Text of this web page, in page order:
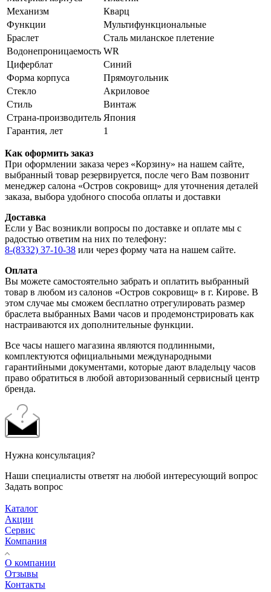
Механизм
Кварц
Функции
Мультифункциональные
Браслет
Сталь миланское плетение
Водонепроницаемость WR
Циферблат
Синий
Форма корпуса
Прямоугольник
Стекло
Акриловое
Стиль
Винтаж
Страна-производитель Япония
Гарантия, лет
1
Как оформить заказ
При оформлении заказа через «Корзину» на нашем сайте,
выбранный товар резервируется, после чего Вам позвонит
менеджер салона «Остров сокровищ» для уточнения деталей
заказа, выбора удобного способа оплаты и доставки
Доставка
Если у Вас возникли вопросы по доставке и оплате мы с
радостью ответим на них по телефону:
8-(8332) 37-10-38 или через форму чата на нашем сайте.
Оплата
Вы можете самостоятельно забрать и оплатить выбранный
товар в любом из салонов «Остров сокровищ» в г. Кирове. В
этом случае мы сможем бесплатно отрегулировать размер
браслета выбранных Вами часов и продемонстрировать как
настраиваются их дополнительные функции.
Все часы нашего магазина являются подлинными,
комплектуются официальными международными
гарантийными документами, которые дают владельцу часов
право обратиться в любой авторизованный сервисный центр
бренда.
Нужна консультация?
Наши специалисты ответят на любой интересующий вопрос
Задать вопрос
Каталог
Акции
Сервис
Компания
О компании
Отзывы
Контакты